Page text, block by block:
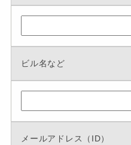
ビル名など
メールアドレス（ID）